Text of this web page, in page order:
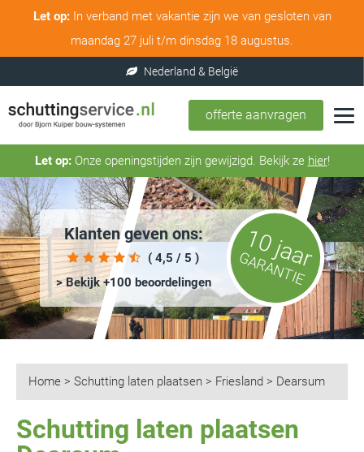
Let op:In verband met vakantie zijn we van gesloten van
maandag 27 juli t/m dinsdag 18 augustus.
offerte aanvragen
Let op:Onze openingstijden zijn gewijzigd. Bekijk ze hier!
Klanten geven ons:
( 4,5 / 5 )
> Bekijk +100 beoordelingen
10 jaar
GARANTIE
Home > Schutting laten plaatsen > Friesland > Dearsum
Schutting laten plaatsen